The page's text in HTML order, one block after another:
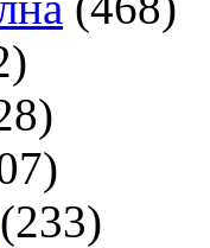
(233)